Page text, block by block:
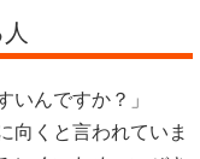
いんですか？」
向くと言われていま